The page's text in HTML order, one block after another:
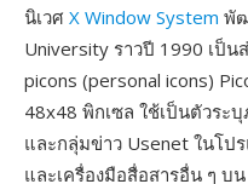
นิเวศ X Window System พั
University ราวปี 1990 เป็
picons (personal icons)
48x48 พิกเซล ใช้เป็นตัวระ
และกลุ่มข่าว Usenet ในโป
และเครื่องมือสื่อสารอื่น ๆ บ